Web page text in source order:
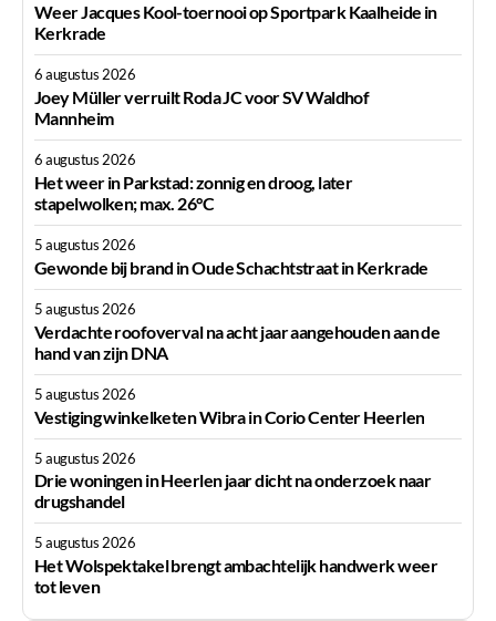
Weer Jacques Kool-toernooi op Sportpark Kaalheide in
Kerkrade
6 augustus 2026
Joey Müller verruilt Roda JC voor SV Waldhof
Mannheim
6 augustus 2026
Het weer in Parkstad: zonnig en droog, later
stapelwolken; max. 26°C
5 augustus 2026
Gewonde bij brand in Oude Schachtstraat in Kerkrade
5 augustus 2026
Verdachte roofoverval na acht jaar aangehouden aan de
hand van zijn DNA
5 augustus 2026
Vestiging winkelketen Wibra in Corio Center Heerlen
5 augustus 2026
Drie woningen in Heerlen jaar dicht na onderzoek naar
drugshandel
5 augustus 2026
Het Wolspektakel brengt ambachtelijk handwerk weer
tot leven